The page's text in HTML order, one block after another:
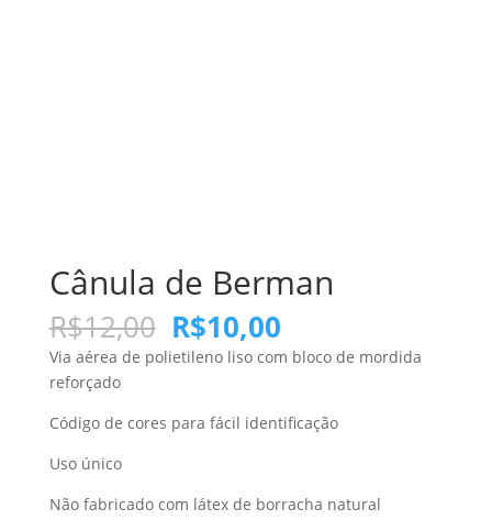
Cânula de Berman
R$12,00 R$10,00
Via aérea de polietileno liso com bloco de mordida
reforçado
Código de cores para fácil identificação
Uso único
Não fabricado com látex de borracha natural